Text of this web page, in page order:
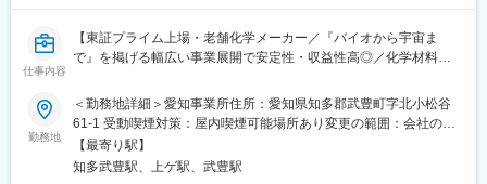
・出張：半年～年1年に1回程度
◆配属部署：
※愛知事業所内は、機能材料事業・化薬事業・ライフサイエンス事
業の各工場があり、いずれかの工場の担当となります（選考を通
じて配属先は決定します）。
※化薬事業部 KKプロジェクト本部 建設部への配属可能性もあり
仕事内容
【東証プライム上場・老舗化学メーカー／『バイオから宇宙ま
で』を掲げる幅広い事業展開で安定性・収益性高◎／化学材料や
◆職務内容：
工場施設の新設計画立案、化学プラントの設備設計からその実
行、およびメンテナンスなどの業務をお任せします。
※ご経験に合わせて、下記いずれかの業務を担当いただく予定で
勤務地
＜勤務地詳細＞愛知事業所住所：愛知県知多郡武豊町字北小松谷
61-1 受動喫煙対策：屋内喫煙可能場所あり変更の範囲：会社の定
める事業所
【最寄り駅】
知多武豊駅、上ゲ駅、武豊駅